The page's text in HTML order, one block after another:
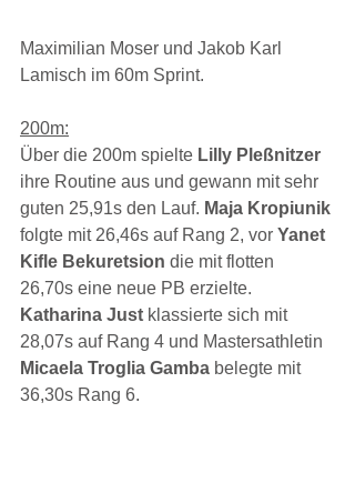
Maximilian Moser und Jakob Karl
Lamisch im 60m Sprint.
200m:
Über die 200m spielte Lilly Pleßnitzer
ihre Routine aus und gewann mit sehr
guten 25,91s den Lauf. Maja Kropiunik
folgte mit 26,46s auf Rang 2, vor Yanet
Kifle Bekuretsion die mit flotten
26,70s eine neue PB erzielte.
Katharina Just klassierte sich mit
28,07s auf Rang 4 und Mastersathletin
Micaela Troglia Gamba belegte mit
36,30s Rang 6.